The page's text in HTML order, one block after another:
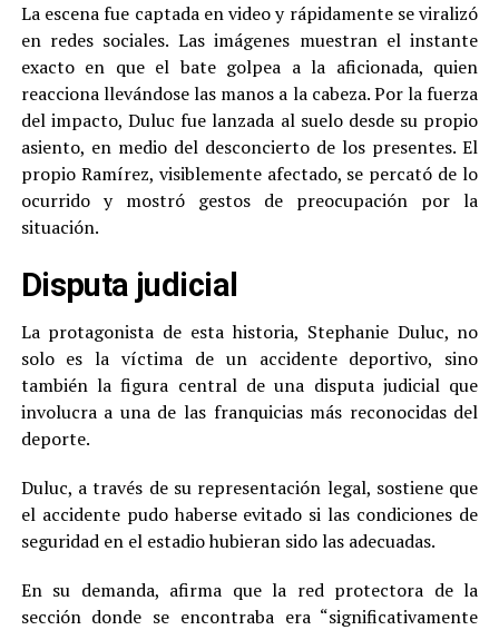
La escena fue captada en video y rápidamente se viralizó
en redes sociales. Las imágenes muestran el instante
exacto en que el bate golpea a la aficionada, quien
reacciona llevándose las manos a la cabeza. Por la fuerza
del impacto, Duluc fue lanzada al suelo desde su propio
asiento, en medio del desconcierto de los presentes. El
propio Ramírez, visiblemente afectado, se percató de lo
ocurrido y mostró gestos de preocupación por la
situación.
Disputa judicial
La protagonista de esta historia, Stephanie Duluc, no
solo es la víctima de un accidente deportivo, sino
también la figura central de una disputa judicial que
involucra a una de las franquicias más reconocidas del
deporte.
Duluc, a través de su representación legal, sostiene que
el accidente pudo haberse evitado si las condiciones de
seguridad en el estadio hubieran sido las adecuadas.
En su demanda, afirma que la red protectora de la
sección donde se encontraba era “significativamente